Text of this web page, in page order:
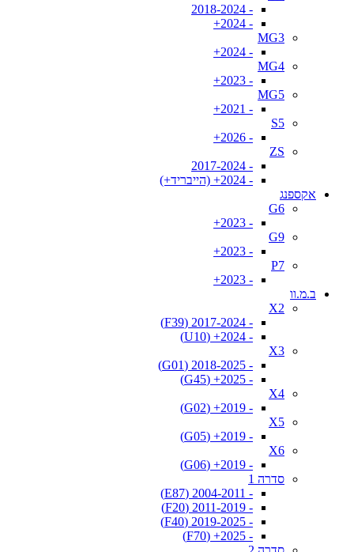
- 2018-2024
- 2024+
MG3
- 2024+
MG4
- 2023+
MG5
- 2021+
S5
- 2026+
ZS
- 2017-2024
- 2024+ (הייבריד+)
אקספנג
G6
- 2023+
G9
- 2023+
P7
- 2023+
ב.מ.וו
X2
- 2017-2024 (F39)
- 2024+ (U10)
X3
- 2018-2025 (G01)
- 2025+ (G45)
X4
- 2019+ (G02)
X5
- 2019+ (G05)
X6
- 2019+ (G06)
סדרה 1
- 2004-2011 (E87)
- 2011-2019 (F20)
- 2019-2025 (F40)
- 2025+ (F70)